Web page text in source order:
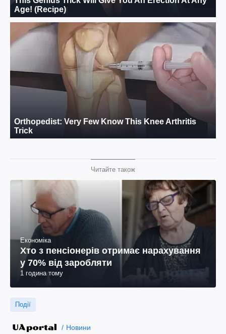
Читайте також
Економіка
Хто з пенсіонерів отримає нарахування
у 70% від заробляти
1 година тому
Події
Новини